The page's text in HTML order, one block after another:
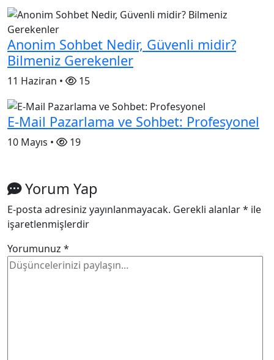
Anonim Sohbet Nedir, Güvenli midir?
Bilmeniz Gerekenler
11 Haziran • 15
E-Mail Pazarlama ve Sohbet: Profesyonel
10 Mayıs • 19
Yorum Yap
E-posta adresiniz yayınlanmayacak. Gerekli alanlar* ile
işaretlenmişlerdir
Yorumunuz *